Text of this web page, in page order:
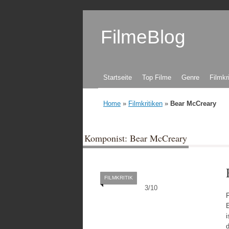
FilmeBlog
Zum Inhalt springen
Startseite Top Filme Genre
Home » Filmkritiken » Bear McCreary
Komponist: Bear McCreary
3/10
FILMKRITIK